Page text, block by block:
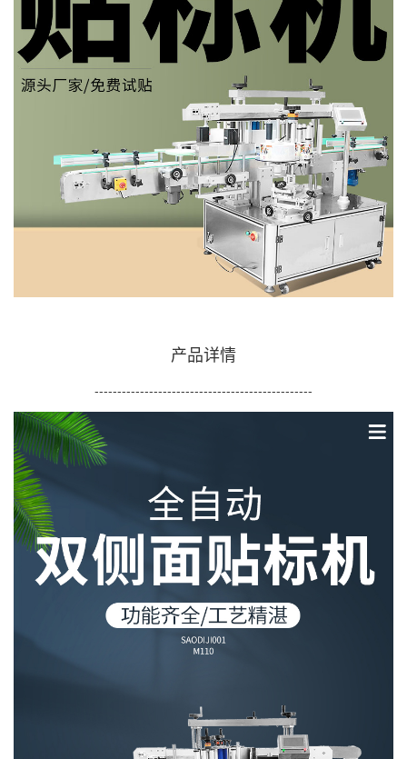
产品详情
------------------------------------------------